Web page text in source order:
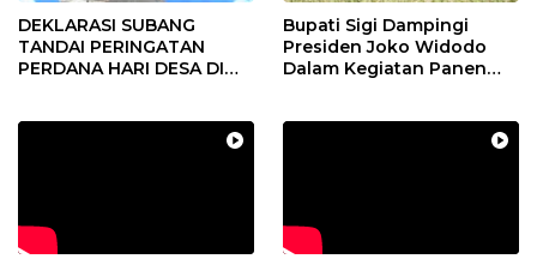
DEKLARASI SUBANG
TANDAI PERINGATAN
PERDANA HARI DESA DI
Bupati Sigi Dampingi
Presiden Joko Widodo
Dalam Kegiatan Panen